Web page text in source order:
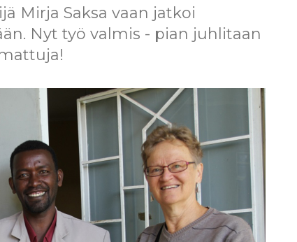
Mirja Saksa vaan jatkoi
Nyt työ valmis - pian juhlitaan